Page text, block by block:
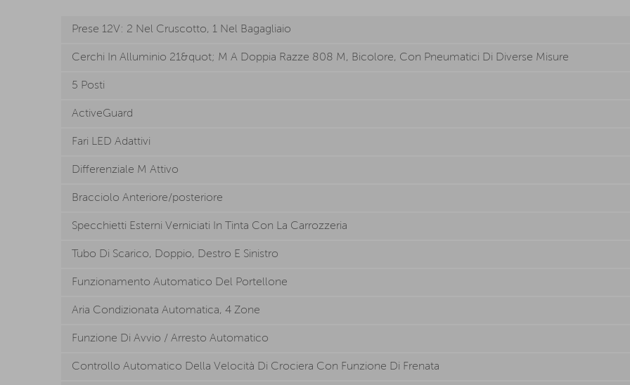
Prese 12V: 2 Nel Cruscotto, 1 Nel Bagagliaio
Cerchi In Alluminio 21&quot; M A Doppia Razze 808 M, Bicolore, Con Pneumatici Di Diverse Misure
5 Posti
ActiveGuard
Fari LED Adattivi
Differenziale M Attivo
Bracciolo Anteriore/posteriore
Specchietti Esterni Verniciati In Tinta Con La Carrozzeria
Tubo Di Scarico, Doppio, Destro E Sinistro
Funzionamento Automatico Del Portellone
Aria Condizionata Automatica, 4 Zone
Funzione Di Avvio / Arresto Automatico
Controllo Automatico Della Velocità Di Crociera Con Funzione Di Frenata